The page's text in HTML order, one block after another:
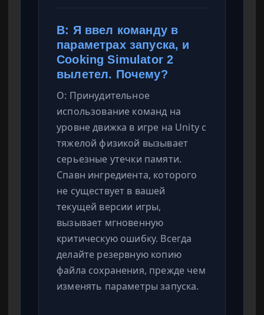
В: Я ввел команду в
параметрах запуска, и
Cooking Simulator 2
вылетел. Почему?
О: Принудительное
использование команд на
уровне движка в игре на Unity с
тяжелой физикой вызывает
серьезные утечки памяти.
Спавн ингредиента, которого
не существует в вашей
текущей версии игры,
вызывает мгновенную
критическую ошибку. Всегда
делайте резервную копию
файла сохранения, прежде чем
изменять параметры запуска.